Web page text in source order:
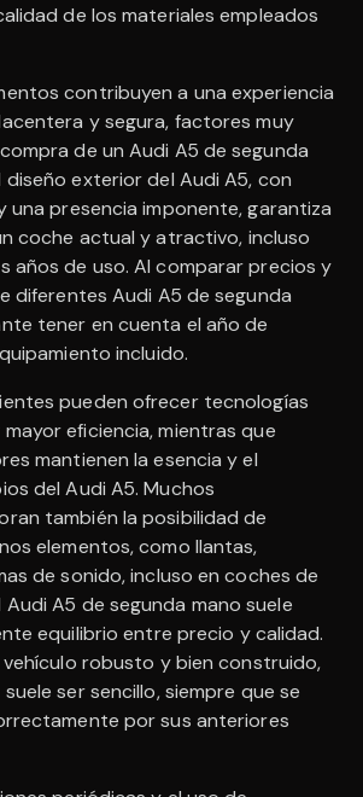
de los materiales empleados
contribuyen a una experiencia
y segura, factores muy
de un Audi A5 de segunda
diseño exterior del Audi A5, con
una presencia imponente, garantiza
coche actual y atractivo, incluso
años de uso. Al comparar precios y
diferentes Audi A5 de segunda
tener en cuenta el año de
incluido.
pueden ofrecer tecnologías
eficiencia, mientras que
mantienen la esencia y el
del Audi A5. Muchos
también la posibilidad de
elementos, como llantas,
de sonido, incluso en coches de
Audi A5 de segunda mano suele
equilibrio entre precio y calidad.
robusto y bien construido,
ser sencillo, siempre que se
por sus anteriores